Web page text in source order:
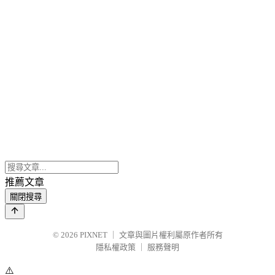
推薦文章
關閉搜尋
© 2026 PIXNET
文章與圖片權利屬原作者所有
隱私權政策
服務聲明
⚠️